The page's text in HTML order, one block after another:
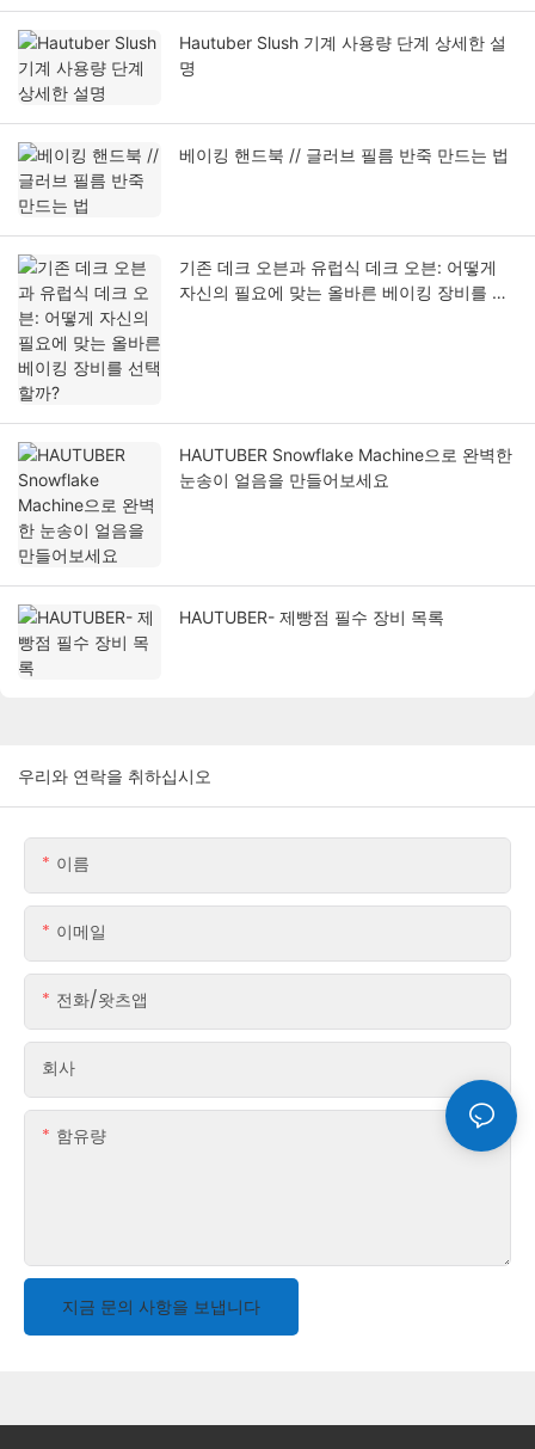
Hautuber Slush 기계 사용량 단계 상세한 설
명
베이킹 핸드북 // 글러브 필름 반죽 만드는 법
기존 데크 오븐과 유럽식 데크 오븐: 어떻게
자신의 필요에 맞는 올바른 베이킹 장비를 선
HAUTUBER Snowflake Machine으로 완벽한
눈송이 얼음을 만들어보세요
HAUTUBER- 제빵점 필수 장비 목록
우리와 연락을 취하십시오
이름
이메일
전화/왓츠앱
회사
함유량
지금 문의 사항을 보냅니다